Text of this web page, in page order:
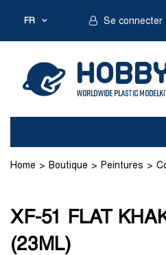
FR Se connecter
Home Boutique Peintures
XF-51 FLAT
(23ML)